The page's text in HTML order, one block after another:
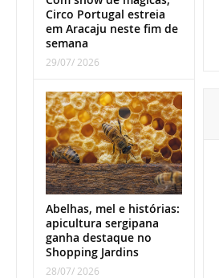
Circo Portugal estreia
em Aracaju neste fim de
semana
29/07/ 2026
Abelhas, mel e histórias:
apicultura sergipana
ganha destaque no
Shopping Jardins
28/07/ 2026